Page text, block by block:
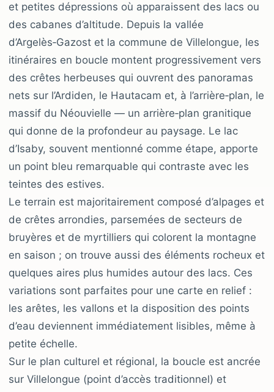
et petites dépressions où apparaissent des lacs ou
des cabanes d’altitude. Depuis la vallée
d’Argelès‑Gazost et la commune de Villelongue, les
itinéraires en boucle montent progressivement vers
des crêtes herbeuses qui ouvrent des panoramas
nets sur l’Ardiden, le Hautacam et, à l’arrière‑plan, le
massif du Néouvielle — un arrière‑plan granitique
qui donne de la profondeur au paysage. Le lac
d’Isaby, souvent mentionné comme étape, apporte
un point bleu remarquable qui contraste avec les
teintes des estives.
Le terrain est majoritairement composé d’alpages et
de crêtes arrondies, parsemées de secteurs de
bruyères et de myrtilliers qui colorent la montagne
en saison ; on trouve aussi des éléments rocheux et
quelques aires plus humides autour des lacs. Ces
variations sont parfaites pour une carte en relief :
les arêtes, les vallons et la disposition des points
d’eau deviennent immédiatement lisibles, même à
petite échelle.
Sur le plan culturel et régional, la boucle est ancrée
sur Villelongue (point d’accès traditionnel) et